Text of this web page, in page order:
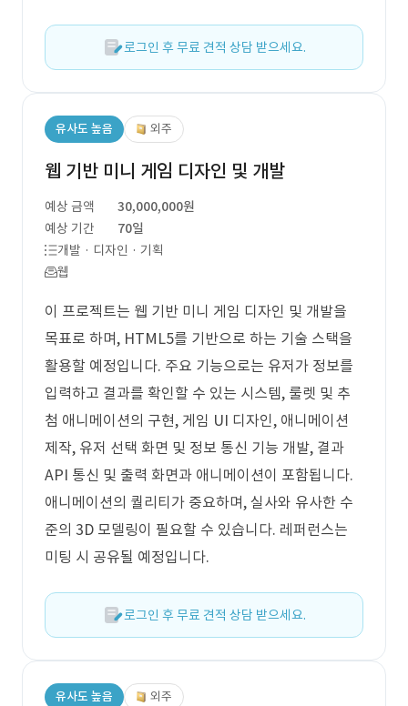
로그인 후 무료 견적 상담 받으세요.
유사도 높음 외주
웹 기반 미니 게임 디자인 및 개발
예상 금액
30,000,000원
예상 기간
70일
개발 · 디자인 · 기획
웹
이 프로젝트는 웹 기반 미니 게임 디자인 및 개발을
목표로 하며, HTML5를 기반으로 하는 기술 스택을
활용할 예정입니다. 주요 기능으로는 유저가 정보를
입력하고 결과를 확인할 수 있는 시스템, 룰렛 및 추
첨 애니메이션의 구현, 게임 UI 디자인, 애니메이션
제작, 유저 선택 화면 및 정보 통신 기능 개발, 결과
API 통신 및 출력 화면과 애니메이션이 포함됩니다.
애니메이션의 퀄리티가 중요하며, 실사와 유사한 수
준의 3D 모델링이 필요할 수 있습니다. 레퍼런스는
미팅 시 공유될 예정입니다.
로그인 후 무료 견적 상담 받으세요.
유사도 높음 외주